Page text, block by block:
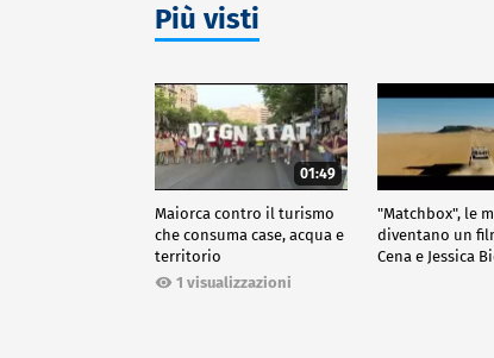
Più visti
01:49
Maiorca contro il turismo
che consuma case, acqua e
territorio
1 visualizzazioni
"Matchbox", le
diventano un
Cena e Jessica